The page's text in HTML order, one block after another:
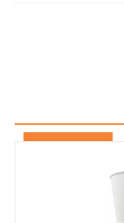
По алфавиту